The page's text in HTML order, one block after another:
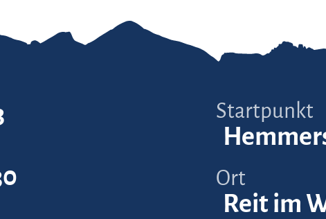
Startpunkt
Ort
Reit im